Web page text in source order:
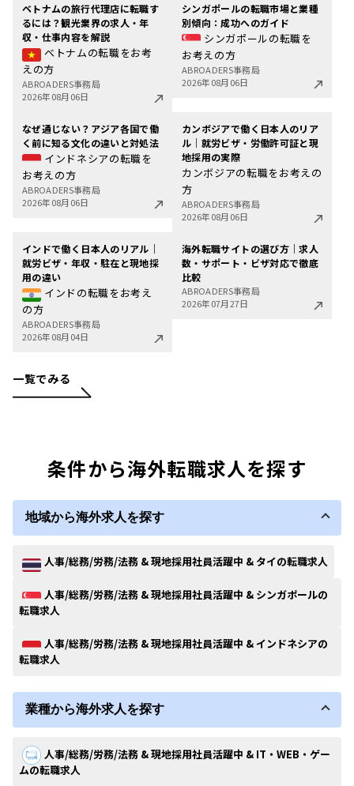
ベトナムの旅行代理店に転職す
るには？観光業界の求人・年
収・仕事内容を解説
ベトナムの転職をお考
えの方
ABROADERS事務局
2026年08月06日
シンガポールの転職市場と業種
別傾向：成功へのガイド
シンガポールの転職を
お考えの方
ABROADERS事務局
2026年08月06日
なぜ通じない？アジア各国で働
く前に知る文化の違いと対処法
インドネシアの転職を
お考えの方
ABROADERS事務局
2026年08月06日
カンボジアで働く日本人のリア
ル｜就労ビザ・労働許可証と現
地採用の実際
カンボジアの転職をお考えの
方
ABROADERS事務局
2026年08月06日
インドで働く日本人のリアル｜
就労ビザ・年収・駐在と現地採
用の違い
インドの転職をお考え
の方
ABROADERS事務局
2026年08月04日
海外転職サイトの選び方｜求人
数・サポート・ビザ対応で徹底
比較
ABROADERS事務局
2026年07月27日
一覧でみる
条件から海外転職求人を探す
地域から海外求人を探す
人事/総務/労務/法務 & 現地採用社員活躍中 & タイの転職求人
人事/総務/労務/法務 & 現地採用社員活躍中 & シンガポールの
転職求人
人事/総務/労務/法務 & 現地採用社員活躍中 & インドネシアの
転職求人
業種から海外求人を探す
人事/総務/労務/法務 & 現地採用社員活躍中 & IT・WEB・ゲー
ムの転職求人